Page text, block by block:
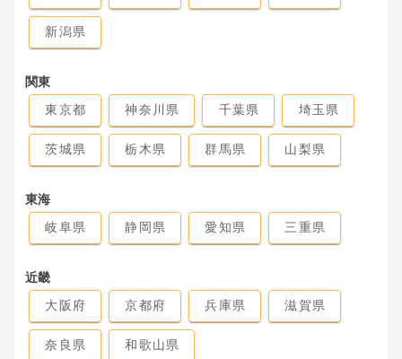
新潟県
関東
東京都
神奈川県 千葉県 埼玉県
茨城県 栃木県 群馬県 山梨県
東海
岐阜県
静岡県 愛知県 三重県
近畿
大阪府
京都府 兵庫県 滋賀県
奈良県 和歌山県